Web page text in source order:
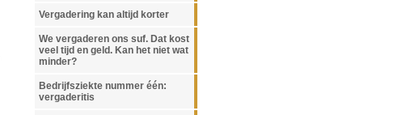
Vergadering kan altijd korter
We vergaderen ons suf. Dat kost
veel tijd en geld. Kan het niet wat
minder?
Bedrijfsziekte nummer één:
vergaderitis